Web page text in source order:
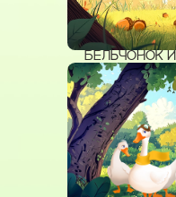
БЕЛЬЧОНОК